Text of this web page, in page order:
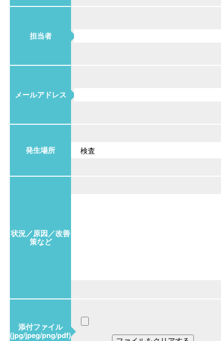
担当者
メールアドレス
発生場所
状況／原因／改善
策など
添付ファイル
(jpg/jpeg/png/pdf)